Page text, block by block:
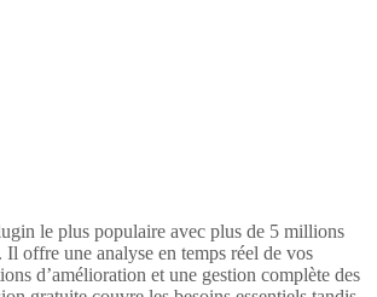
le plus populaire avec plus de 5 millions
Il offre une analyse en temps réel de vos
d’amélioration et une gestion complète des